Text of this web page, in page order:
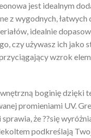
jest idealnym
z wygodnych, łatwych
idealnie
czy używasz ich jako
wzrok
boginię dzięki
promieniami UV.
że ??się
podkreślają